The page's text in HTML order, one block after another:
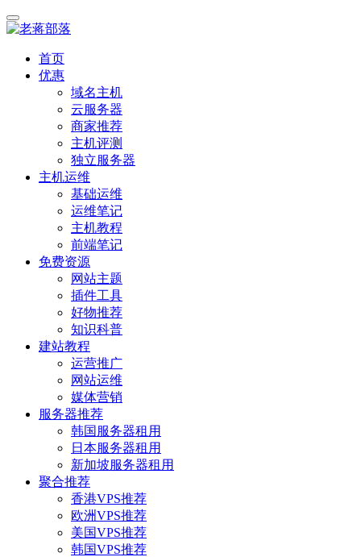
首页
优惠
域名主机
云服务器
商家推荐
主机评测
独立服务器
主机运维
基础运维
运维笔记
主机教程
前端笔记
免费资源
网站主题
插件工具
好物推荐
知识科普
建站教程
运营推广
网站运维
媒体营销
服务器推荐
韩国服务器租用
日本服务器租用
新加坡服务器租用
聚合推荐
香港VPS推荐
欧洲VPS推荐
美国VPS推荐
韩国VPS推荐